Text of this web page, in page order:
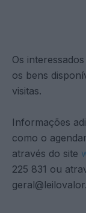
Os
os bens
visitas.
Informações
como o
através do site
225 831 ou